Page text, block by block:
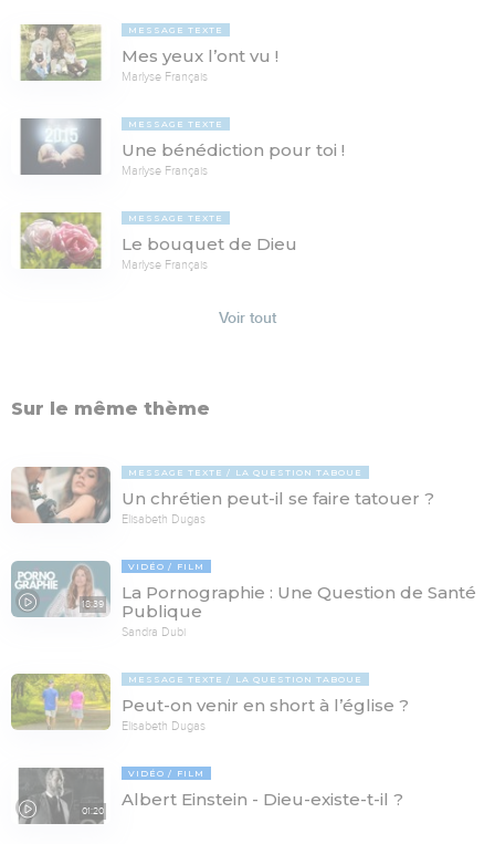
MESSAGE TEXTE
Mes yeux l’ont vu !
Marlyse Français
MESSAGE TEXTE
Une bénédiction pour toi !
Marlyse Français
MESSAGE TEXTE
Le bouquet de Dieu
Marlyse Français
Voir tout
Sur le même thème
MESSAGE TEXTE LA QUESTION TABOUE
Un chrétien peut-il se faire tatouer ?
Elisabeth Dugas
18:39
VIDÉO FILM
La Pornographie : Une Question de Santé
Publique
Sandra Dubi
MESSAGE TEXTE LA QUESTION TABOUE
Peut-on venir en short à l’église ?
Elisabeth Dugas
01:20
VIDÉO FILM
Albert Einstein - Dieu-existe-t-il ?